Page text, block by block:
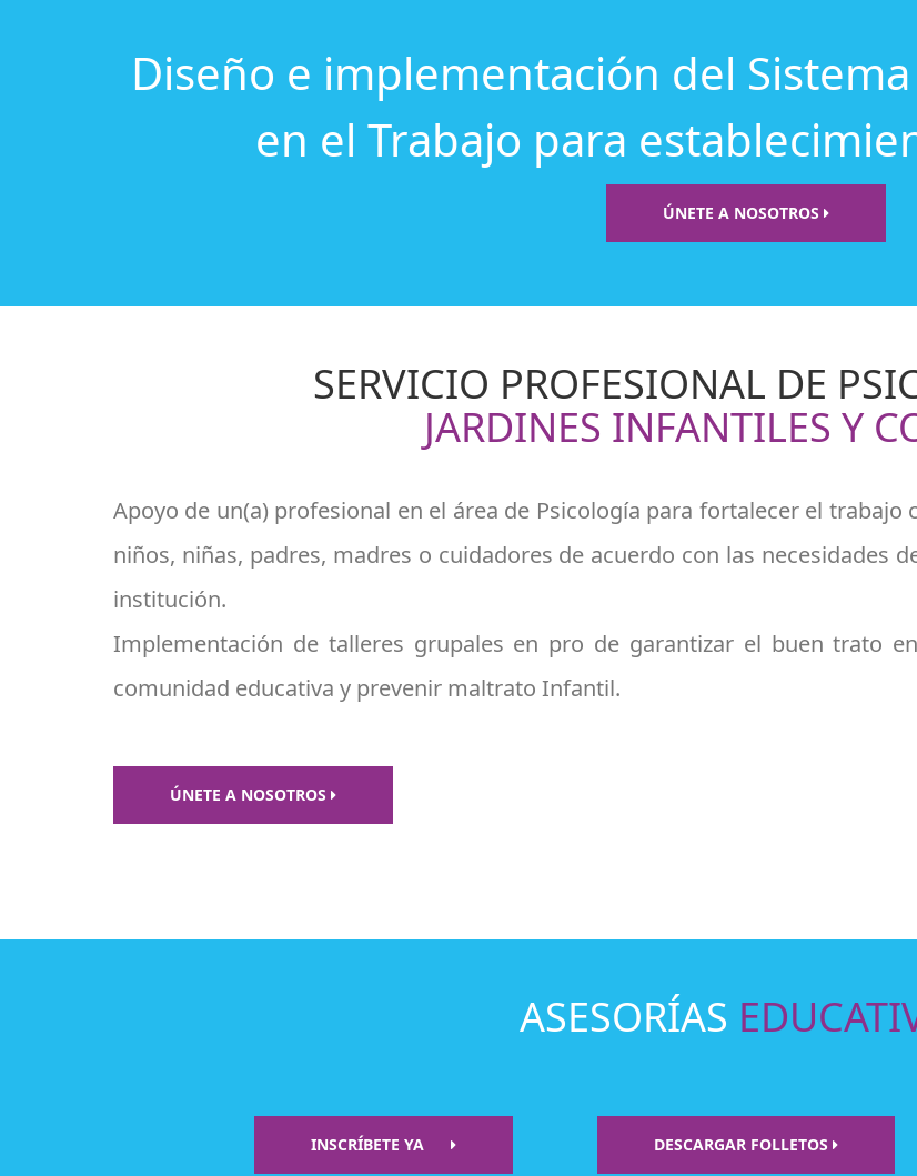
Diseño e implementación del
en el Trabajo para
ÚNETE A NOSOTROS
SERVICIO PROFESIONAL DE
JARDINES INFANTILES Y
Apoyo de un(a) profesional en el área de Psicología para fortalecer el trabajo
niños, niñas, padres, madres o cuidadores de acuerdo con las necesidades
institución.
Implementación de talleres grupales en pro de garantizar el buen trato
comunidad educativa y prevenir maltrato Infantil.
ÚNETE A NOSOTROS
ASESORÍAS
INSCRÍBETE YA DESCARGAR FOLLETOS